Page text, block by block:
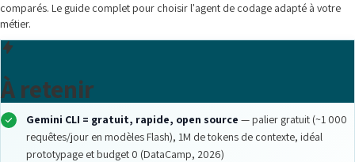
comparés. Le guide complet pour choisir l'agent de codage adapté à votre
métier.
À retenir
Gemini CLI = gratuit, rapide, open source — palier gratuit (~1 000
requêtes/jour en modèles Flash), 1M de tokens de contexte, idéal
prototypage et budget 0 (DataCamp, 2026)